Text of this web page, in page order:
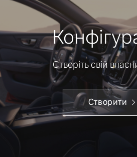
Створіть свій
Створити